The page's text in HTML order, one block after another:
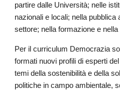
partire dalle Università; nelle
nazionali e locali; nella
settore; nella formazione e
Per il curriculum Democrazia
formati nuovi profili di esperti
temi della sostenibilità e della
politiche in campo ambientale,